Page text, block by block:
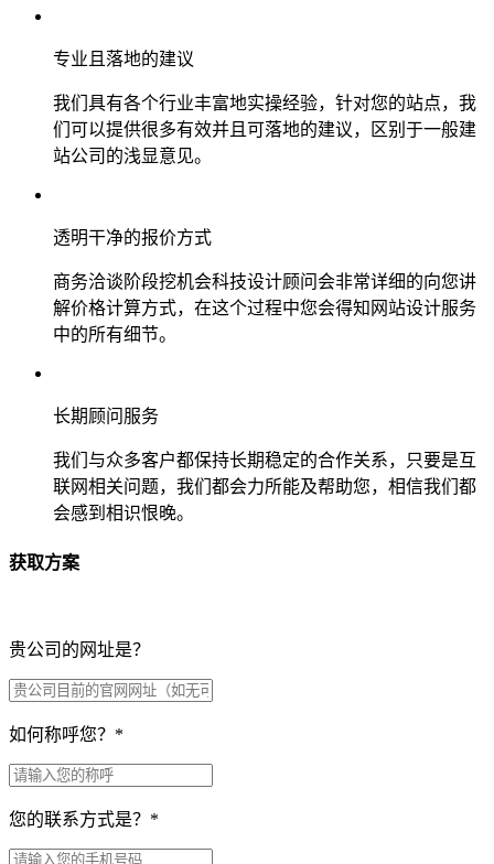
专业且落地的建议
我们具有各个行业丰富地实操经验，针对您的站点，我
们可以提供很多有效并且可落地的建议，区别于一般建
站公司的浅显意见。
透明干净的报价方式
商务洽谈阶段挖机会科技设计顾问会非常详细的向您讲
解价格计算方式，在这个过程中您会得知网站设计服务
中的所有细节。
长期顾问服务
我们与众多客户都保持长期稳定的合作关系，只要是互
联网相关问题，我们都会力所能及帮助您，相信我们都
会感到相识恨晚。
获取方案
贵公司的网址是？
如何称呼您？ *
您的联系方式是？ *